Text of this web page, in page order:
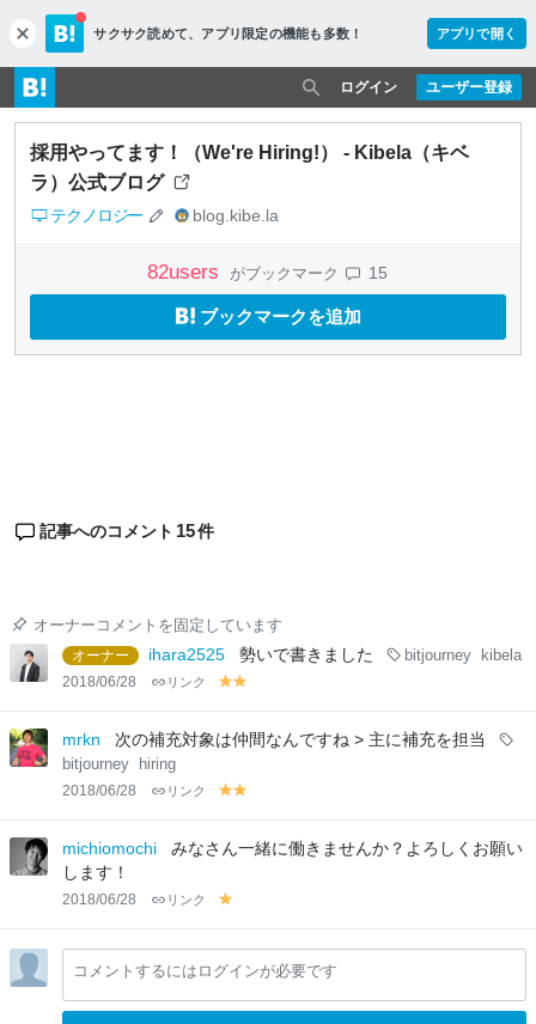
c
l
o
s
e
サクサク読めて、 アプリ限定の機能も多数！ アプリで開く
ユーザー登録
ログイン
採用やってます！（We're Hiring!） - Kibela（キベ
ラ）公式ブログ
テクノロジー blog.kibe.la
82users がブックマーク 15
ブックマークを追加
記事へのコメント 15件
オーナーコメントを固定しています
オーナー
ihara2525 勢いで書きました bitjourney kibela
2018/06/28 リンク
y
lolo
mrkn 次の補充対象は仲間なんですね > 主に補充を担当
bitjourney hiring
2018/06/28 リンク
y
lo
michiomochi
みなさん一緒に働きませんか？よろしくお願い
します！
2018/06/28 リンク
lo
w
コメントするにはログインが必要です